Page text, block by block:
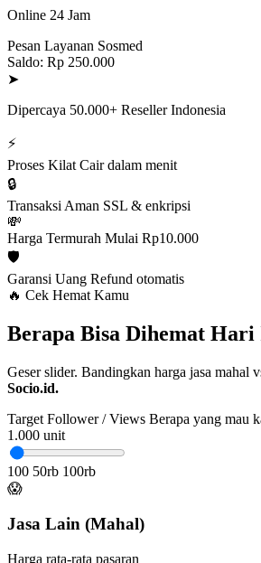
Online 24 Jam
Pesan Layanan Sosmed
Saldo: Rp 250.000
➤
Dipercaya 50.000+ Reseller Indonesia
⚡
Proses Kilat Cair dalam menit
🔒
Transaksi Aman SSL & enkripsi
💸
Harga Termurah Mulai Rp10.000
🛡️
Garansi Uang Refund otomatis
🔥 Cek Hemat Kamu
Berapa Bisa Dihemat Hari
Geser slider. Bandingkan harga jasa mahal
Socio.id.
Target Follower / Views Berapa yang mau
1.000 unit
100 50rb 100rb
😱
Jasa Lain (Mahal)
Harga rata-rata pasaran